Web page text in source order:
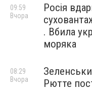
Росія
. Вбила
моряка
09:59
Вчора
Рютте
08:29
Вчора